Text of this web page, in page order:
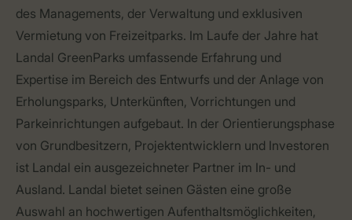
des Managements, der Verwaltung und exklusiven
Vermietung von Freizeitparks. Im Laufe der Jahre hat
Landal GreenParks umfassende Erfahrung und
Expertise im Bereich des Entwurfs und der Anlage von
Erholungsparks, Unterkünften, Vorrichtungen und
Parkeinrichtungen aufgebaut. In der Orientierungsphase
von Grundbesitzern, Projektentwicklern und Investoren
ist Landal ein ausgezeichneter Partner im In- und
Ausland. Landal bietet seinen Gästen eine große
Auswahl an hochwertigen Aufenthaltsmöglichkeiten,